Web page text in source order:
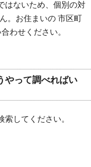
はないため、個別の対
。お住まいの 市区町
わせください。
やって調べればい
してください。